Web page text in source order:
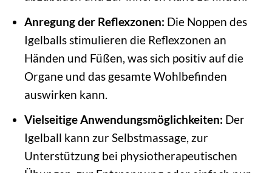
Anregung der Reflexzonen: Die Noppen des
Igelballs stimulieren die Reflexzonen an
Händen und Füßen, was sich positiv auf die
Organe und das gesamte Wohlbefinden
auswirken kann.
Vielseitige Anwendungsmöglichkeiten: Der
Igelball kann zur Selbstmassage, zur
Unterstützung bei physiotherapeutischen